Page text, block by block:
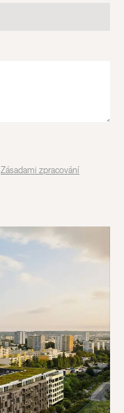
Zásadami zpracování